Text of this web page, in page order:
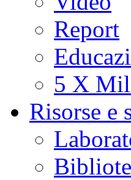
Report
5 X
Risorse e